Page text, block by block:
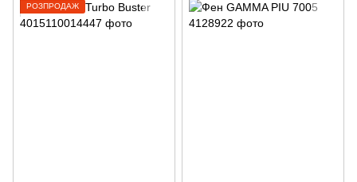
РОЗПРОДАЖ